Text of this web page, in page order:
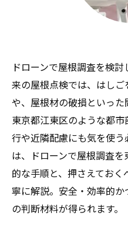
ドローンで屋根調査を検
来の屋根点検では、はし
や、屋根材の破損といっ
東京都江東区のような都
行や近隣配慮にも気を使
は、ドローンで屋根調査
的な手順と、押さえてお
寧に解説。安全・効率的
の判断材料が得られます。